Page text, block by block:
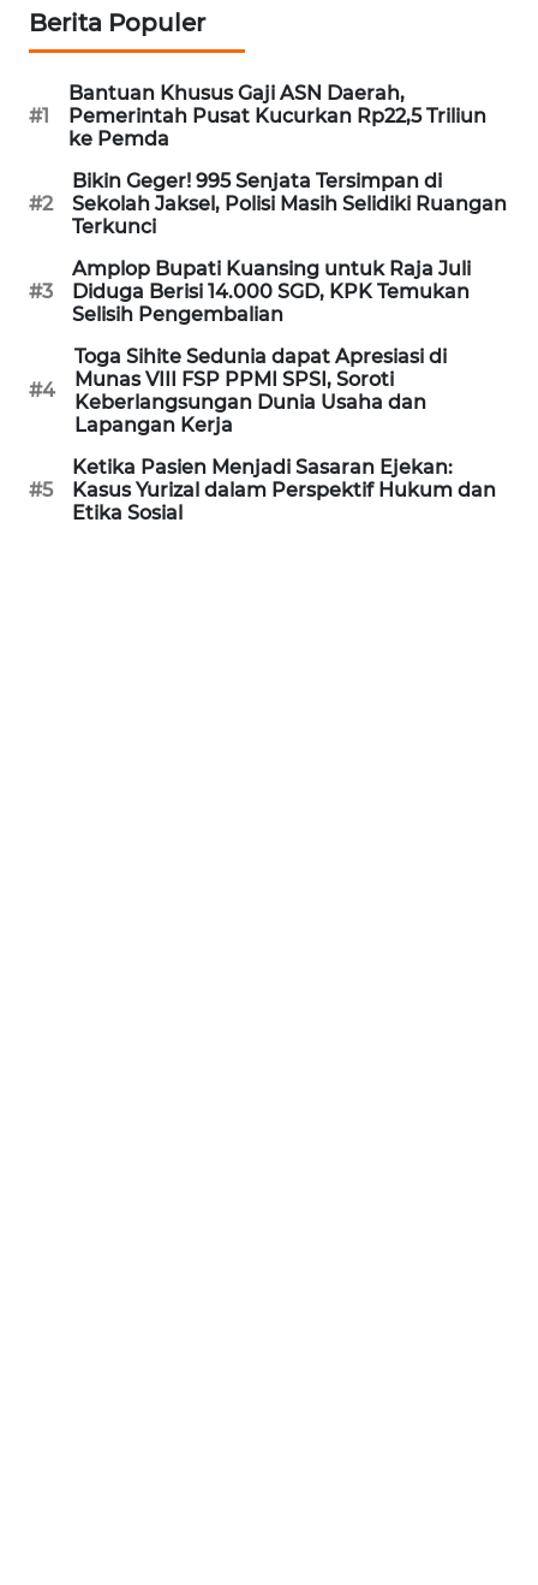
Berita Populer
#1
Bantuan Khusus Gaji ASN Daerah,
Pemerintah Pusat Kucurkan Rp22,5 Triliun
ke Pemda
#2
Bikin Geger! 995 Senjata Tersimpan di
Sekolah Jaksel, Polisi Masih Selidiki Ruangan
Terkunci
#3
Amplop Bupati Kuansing untuk Raja Juli
Diduga Berisi 14.000 SGD, KPK Temukan
Selisih Pengembalian
#4
Toga Sihite Sedunia dapat Apresiasi di
Munas VIII FSP PPMI SPSI, Soroti
Keberlangsungan Dunia Usaha dan
Lapangan Kerja
#5
Ketika Pasien Menjadi Sasaran Ejekan:
Kasus Yurizal dalam Perspektif Hukum dan
Etika Sosial
BANTEN
NTT
KEPRI
WN
PAPUA
WN
PAPUA
BARAT
WN
RIAU